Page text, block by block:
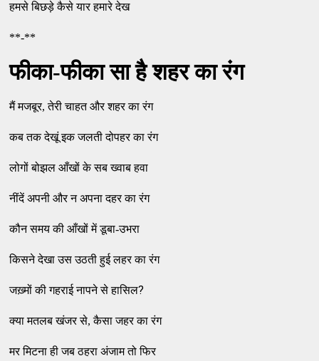
हमसे बिछड़े कैसे यार हमारे देख
**-**
फीका-फीका सा है शहर का रंग
मैं मजबूर, तेरी चाहत और शहर का रंग
कब तक देखूं इक जलती दोपहर का रंग
लोगों बोझल आँखों के सब ख्वाब हवा
नींदें अपनी और न अपना दहर का रंग
कौन समय की आँखों में डूबा-उभरा
किसने देखा उस उठती हुई लहर का रंग
जख़्मों की गहराई नापने से हासिल?
क्या मतलब खंजर से, कैसा जहर का रंग
मर मिटना ही जब ठहरा अंजाम तो फिर